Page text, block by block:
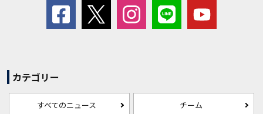
カテゴリー
すべてのニュース チーム